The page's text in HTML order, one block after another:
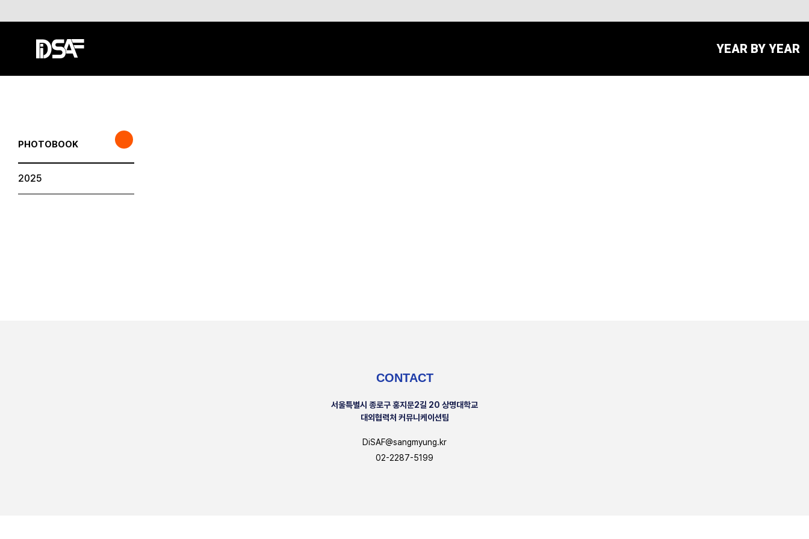
YEAR BY YEAR
PHOTOBOOK
2025
CONTACT
서울특별시 종로구 홍지문2길 20 상명대학교
대외협력처 커뮤니케이션팀
DiSAF@sangmyung.kr
02-2287-5199